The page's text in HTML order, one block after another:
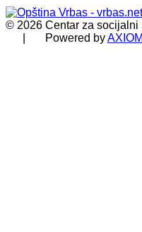
© 2026 Centar za socijalni
| Powered by